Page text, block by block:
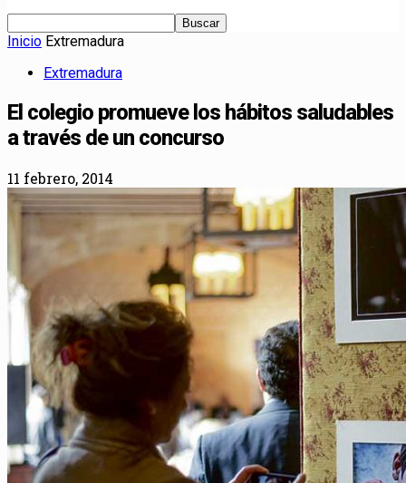
Inicio Extremadura
Extremadura
El colegio promueve los hábitos saludables
a través de un concurso
11 febrero, 2014